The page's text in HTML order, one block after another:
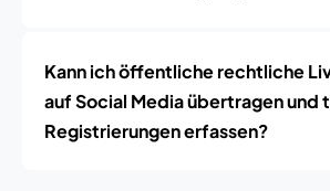
Kann ich öffentliche rechtliche
auf Social Media übertragen und
Registrierungen erfassen?